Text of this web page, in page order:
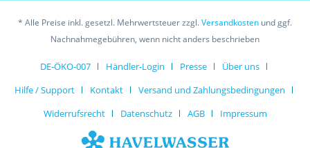
* Alle Preise inkl. gesetzl. Mehrwertsteuer zzgl.Versandkosten und ggf.
Nachnahmegebühren, wenn nicht anders beschrieben
DE-ÖKO-007 Händler-Login Presse
Über uns
Hilfe / Support
Kontakt
Versand und Zahlungsbedingungen
Widerrufsrecht
Datenschutz AGB Impressum